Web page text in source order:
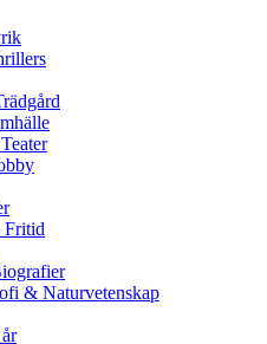
Fritid
& Naturvetenskap